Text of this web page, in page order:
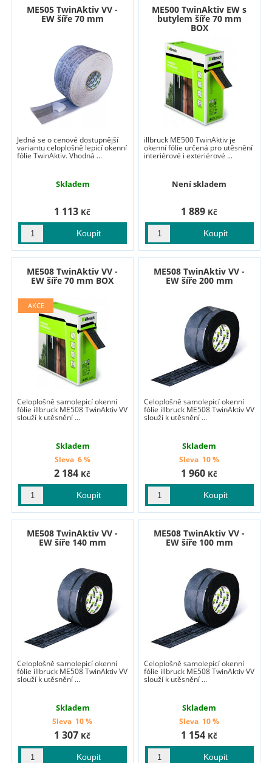
ME505 TwinAktiv VV -
EW šíře 70 mm
Jedná se o cenové dostupnější
variantu celoplošně lepicí okenní
fólie TwinAktiv. Vhodná ...
Skladem
1 113 Kč
ME500 TwinAktiv EW s
butylem šíře 70 mm
BOX
illbruck ME500 TwinAktiv je
okenní fólie určená pro utěsnění
interiérové i exteriérové ...
Není skladem
1 889 Kč
ME508 TwinAktiv VV -
EW šíře 70 mm BOX
Celoplošně samolepicí okenní
fólie illbruck ME508 TwinAktiv VV
slouží k utěsnění ...
Skladem
2 184 Kč
Sleva 6 %
ME508 TwinAktiv VV -
EW šíře 200 mm
Celoplošně samolepicí okenní
fólie illbruck ME508 TwinAktiv VV
slouží k utěsnění ...
Skladem
1 960 Kč
Sleva 10 %
ME508 TwinAktiv VV -
EW šíře 140 mm
Celoplošně samolepicí okenní
fólie illbruck ME508 TwinAktiv VV
slouží k utěsnění ...
Skladem
1 307 Kč
Sleva 10 %
ME508 TwinAktiv VV -
EW šíře 100 mm
Celoplošně samolepicí okenní
fólie illbruck ME508 TwinAktiv VV
slouží k utěsnění ...
Skladem
1 154 Kč
Sleva 10 %